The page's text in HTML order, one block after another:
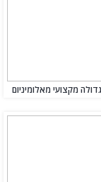
מקצועי מאלומיניום